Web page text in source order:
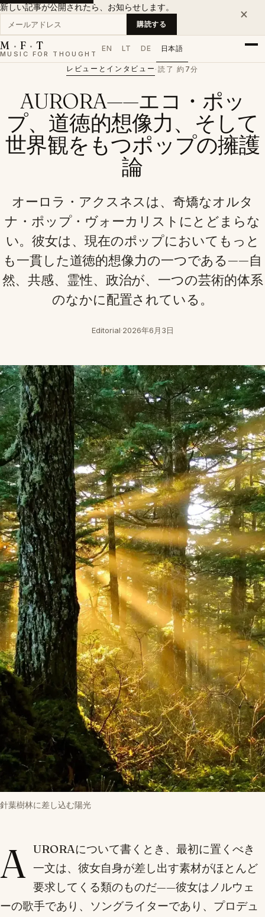
新しい記事が公開されたら、お知らせします。
メールアドレス 購読する
×
M · F · T
MUSIC FOR THOUGHT
EN LT DE 日本語
レビューとインタビュー ·読了 約7分
AURORA——エコ・ポッ
プ、道徳的想像力、そして
世界観をもつポップの擁護
論
オーロラ・アクスネスは、奇矯なオルタ
ナ・ポップ・ヴォーカリストにとどまらな
い。彼女は、現在のポップにおいてもっと
も一貫した道徳的想像力の一つである——自
然、共感、霊性、政治が、一つの芸術的体系
のなかに配置されている。
Editorial·2026年6月3日
針葉樹林に差し込む陽光
A URORAについて書くとき、最初に置くべき
一文は、彼女自身が差し出す素材がほとんど
要求してくる類のものだ——彼女はノルウェ
ーの歌手であり、ソングライターであり、プロデュ